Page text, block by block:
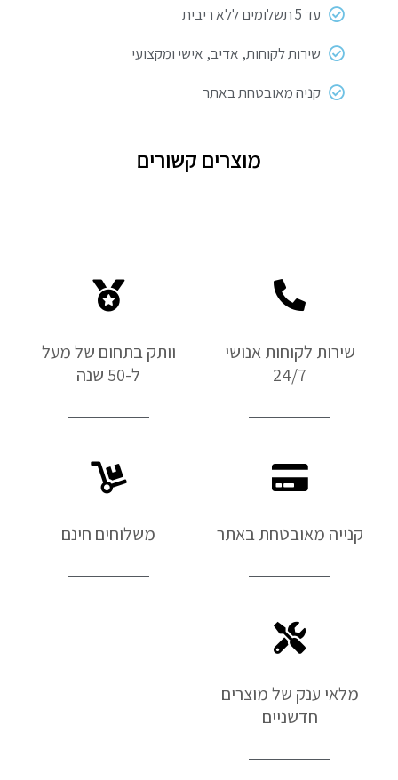
עד 5 תשלומים ללא ריבית
שירות לקוחות, אדיב, אישי ומקצועי
קניה מאובטחת באתר
מוצרים קשורים
שירות לקוחות אנושי
24/7
וותק בתחום של מעל
ל-50 שנה
קנייה מאובטחת באתר משלוחים חינם
מלאי ענק של מוצרים
חדשניים